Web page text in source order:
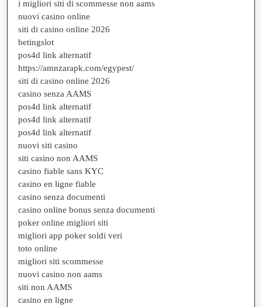
i migliori siti di scommesse non aams
nuovi casino online
siti di casino online 2026
betingslot
pos4d link alternatif
https://amnzarapk.com/egypest/
siti di casino online 2026
casino senza AAMS
pos4d link alternatif
pos4d link alternatif
pos4d link alternatif
nuovi siti casino
siti casino non AAMS
casino fiable sans KYC
casino en ligne fiable
casino senza documenti
casino online bonus senza documenti
poker online migliori siti
migliori app poker soldi veri
toto online
migliori siti scommesse
nuovi casino non aams
siti non AAMS
casino en ligne